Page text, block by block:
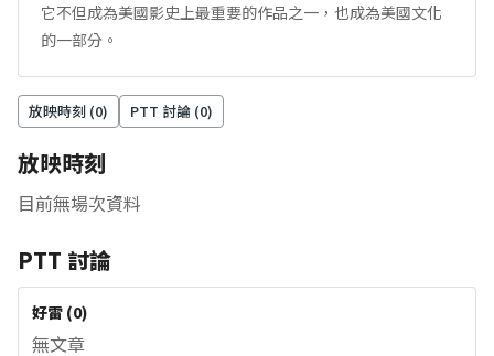
它不但成為美國影史上最重要的作品之一，也成為美國文化
的一部分。
放映時刻 (0) PTT 討論 (0)
放映時刻
目前無場次資料
PTT 討論
好雷 (0)
無文章